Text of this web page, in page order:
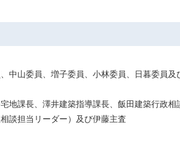
中山委員、増子委員、小林委員、日暮委員及
地課長、澤井建築指導課長、飯田建築行政
談担当リーダー）及び伊藤主査